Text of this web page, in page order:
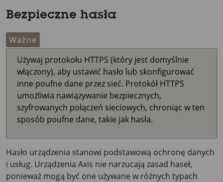
Bezpieczne hasła
Ważne
Używaj protokołu HTTPS (który jest domyślnie
włączony), aby ustawić hasło lub skonfigurować
inne poufne dane przez sieć. Protokół HTTPS
umożliwia nawiązywanie bezpiecznych,
szyfrowanych połączeń sieciowych, chroniąc w ten
sposób poufne dane, takie jak hasła.
Hasło urządzenia stanowi podstawową ochronę danych
i usług. Urządzenia Axis nie narzucają zasad haseł,
ponieważ mogą być one używane w różnych typach